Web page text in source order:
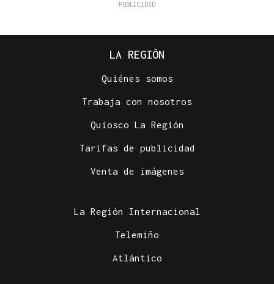
Identificados los cuerpos de la familia de Marín
fallecida en los terremotos de La Guaira
LA REGIÓN
Quiénes somos
Trabaja con nosotros
Quiosco La Región
Tarifas de publicidad
Venta de imágenes
La Región Internacional
Telemiño
Atlántico